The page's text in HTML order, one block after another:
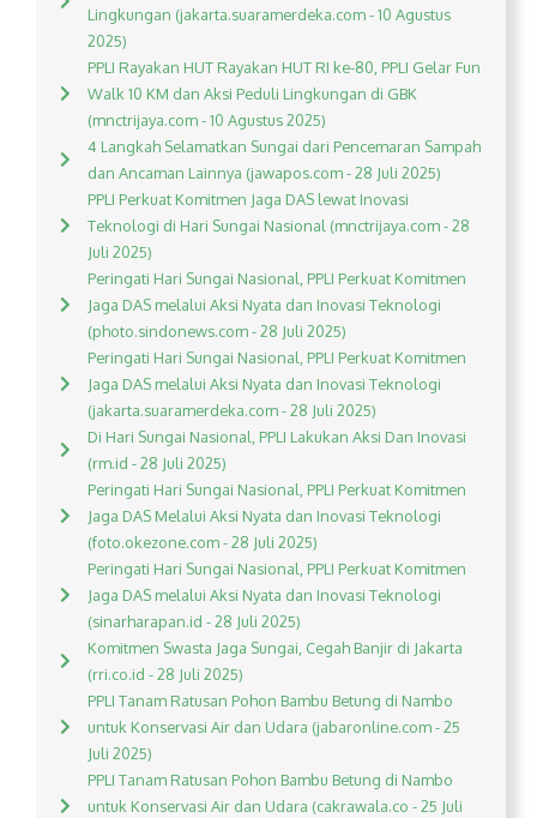
Lingkungan (jakarta.suaramerdeka.com - 10 Agustus
2025)
PPLI Rayakan HUT Rayakan HUT RI ke-80, PPLI Gelar Fun
Walk 10 KM dan Aksi Peduli Lingkungan di GBK
(mnctrijaya.com - 10 Agustus 2025)
4 Langkah Selamatkan Sungai dari Pencemaran Sampah
dan Ancaman Lainnya (jawapos.com - 28 Juli 2025)
PPLI Perkuat Komitmen Jaga DAS lewat Inovasi
Teknologi di Hari Sungai Nasional (mnctrijaya.com - 28
Juli 2025)
Peringati Hari Sungai Nasional, PPLI Perkuat Komitmen
Jaga DAS melalui Aksi Nyata dan Inovasi Teknologi
(photo.sindonews.com - 28 Juli 2025)
Peringati Hari Sungai Nasional, PPLI Perkuat Komitmen
Jaga DAS melalui Aksi Nyata dan Inovasi Teknologi
(jakarta.suaramerdeka.com - 28 Juli 2025)
Di Hari Sungai Nasional, PPLI Lakukan Aksi Dan Inovasi
(rm.id - 28 Juli 2025)
Peringati Hari Sungai Nasional, PPLI Perkuat Komitmen
Jaga DAS Melalui Aksi Nyata dan Inovasi Teknologi
(foto.okezone.com - 28 Juli 2025)
Peringati Hari Sungai Nasional, PPLI Perkuat Komitmen
Jaga DAS melalui Aksi Nyata dan Inovasi Teknologi
(sinarharapan.id - 28 Juli 2025)
Komitmen Swasta Jaga Sungai, Cegah Banjir di Jakarta
(rri.co.id - 28 Juli 2025)
PPLI Tanam Ratusan Pohon Bambu Betung di Nambo
untuk Konservasi Air dan Udara (jabaronline.com - 25
Juli 2025)
PPLI Tanam Ratusan Pohon Bambu Betung di Nambo
untuk Konservasi Air dan Udara (cakrawala.co - 25 Juli